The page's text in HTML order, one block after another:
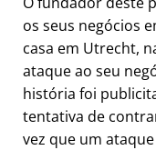
os seus negócios
casa em Utrecht,
ataque ao seu
história foi
tentativa de
vez que um